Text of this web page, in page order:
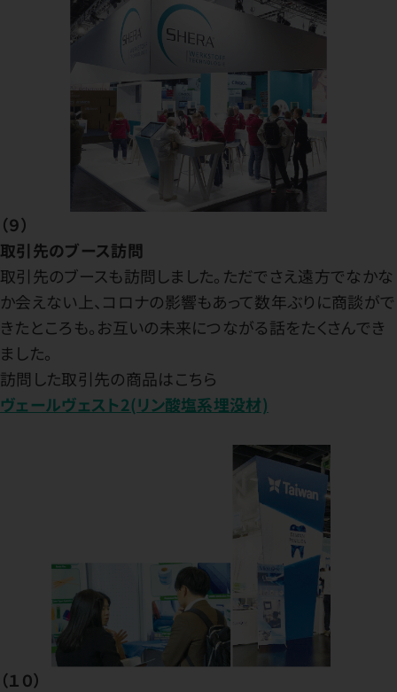
（９）
取引先のブース訪問
取引先のブースも訪問しました。ただでさえ遠方でなかな
か会えない上、コロナの影響もあって数年ぶりに商談がで
きたところも。お互いの未来につながる話をたくさんでき
ました。
訪問した取引先の商品はこちら
ヴェールヴェスト2(リン酸塩系埋没材)
（１０）